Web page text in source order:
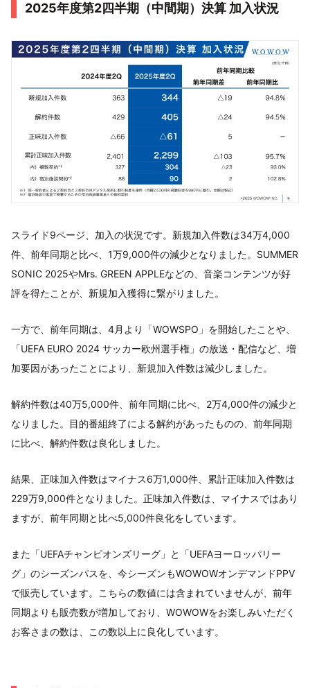
2025年度第2四半期（中間期）決算 加入状況
スライド9ページ、加入の状況です。新規加入件数は34万4,000
件、前年同期と比べ、1万9,000件の減少となりました。SUMMER
SONIC 2025やMrs. GREEN APPLEなどの、音楽コンテンツが好
評を得たことが、新規加入獲得に繋がりました。
一方で、前年同期は、4月より「WOWSPO」を開始したことや、
「UEFA EURO 2024 サッカー欧州選手権」の放送・配信など、増
加要因があったことにより、新規加入件数は減少しました。
解約件数は40万5,000件、前年同期に比べ、2万4,000件の減少と
なりました。目的番組終了による解約があったものの、前年同期
に比べ、解約件数は良化しました。
結果、正味加入件数はマイナス6万1,000件、累計正味加入件数は
229万9,000件となりました。正味加入件数は、マイナスではあり
ますが、前年同期と比べ5,000件良化をしています。
また「UEFAチャンピオンズリーグ」と「UEFAヨーロッパリー
グ」のシーズンパスを、今シーズンもWOWOWオンデマンドPPV
で販売しています。こちらの数値には含まれていませんが、前年
同期よりも販売数が増加しており、WOWOWをお楽しみいただく
お客さまの数は、この数以上に良化しています。